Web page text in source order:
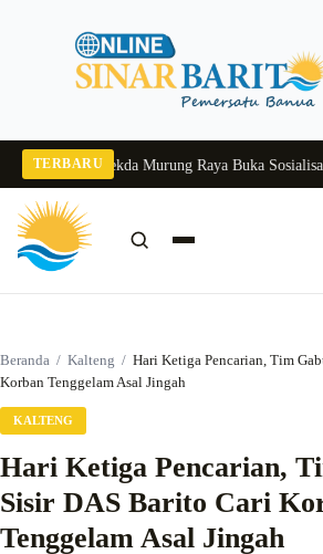
TERBARU
2026Pj Sekda Murung Raya Buka Sosialisasi
Beranda / Kalteng / Hari Ketiga Pencarian, Tim
Korban Tenggelam Asal Jingah
KALTENG
Hari Ketiga Pencarian,
Sisir DAS Barito Cari
Tenggelam Asal Jingah